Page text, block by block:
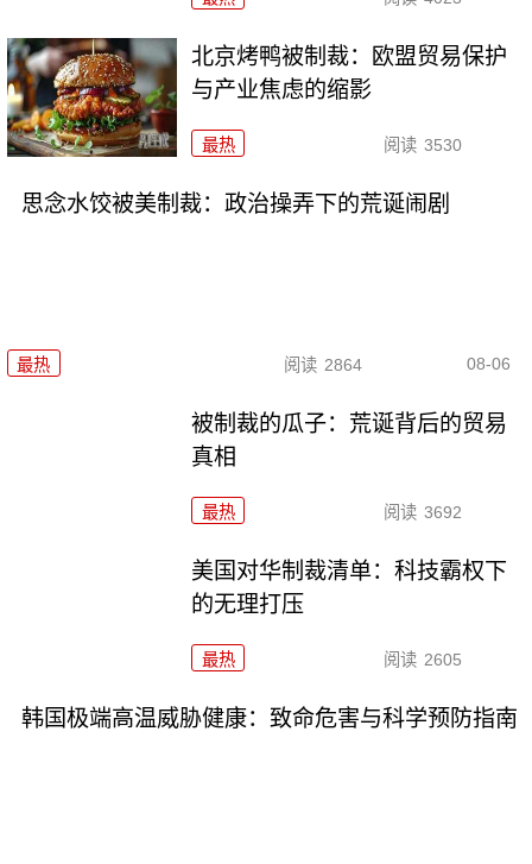
北京烤鸭被制裁：欧盟贸易保护
与产业焦虑的缩影
最热 阅读 3530
思念水饺被美制裁：政治操弄下的荒诞闹剧
最热 阅读 2864 08-06
被制裁的瓜子：荒诞背后的贸易
真相
最热 阅读 3692
美国对华制裁清单：科技霸权下
的无理打压
最热 阅读 2605
韩国极端高温威胁健康：致命危害与科学预防指南